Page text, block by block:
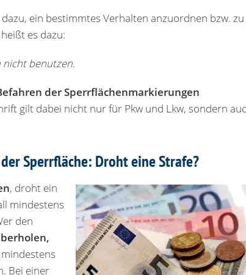
ein bestimmtes Verhalten anzuordnen bzw. zu
heißt es dazu:
nicht benutzen.
der Sperrflächenmarkierungen
gilt dabei nicht nur für Pkw und Lkw, sondern
Sperrfläche: Droht eine Strafe?
, droht ein
mindestens
den
Bei einer